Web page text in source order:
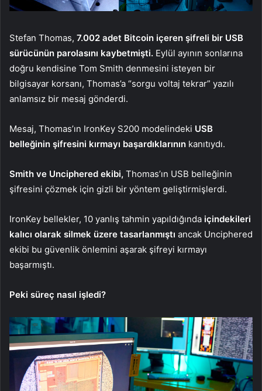
Stefan Thomas, 7.002 adet Bitcoin içeren şifreli bir USB
sürücünün parolasını kaybetmişti. Eylül ayının sonlarına
doğru kendisine Tom Smith denmesini isteyen bir
bilgisayar korsanı, Thomas’a “sorgu voltaj tekrar” yazılı
anlamsız bir mesaj gönderdi.
Mesaj, Thomas’ın IronKey S200 modelindeki USB
belleğinin şifresini kırmayı başardıklarının kanıtıydı.
Smith ve Unciphered ekibi, Thomas’ın USB belleğinin
şifresini çözmek için gizli bir yöntem geliştirmişlerdi.
IronKey bellekler, 10 yanlış tahmin yapıldığında içindekileri
kalıcı olarak silmek üzere tasarlanmıştı ancak Unciphered
ekibi bu güvenlik önlemini aşarak şifreyi kırmayı
başarmıştı.
Peki süreç nasıl işledi?